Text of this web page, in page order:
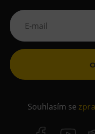
Souhlasím se